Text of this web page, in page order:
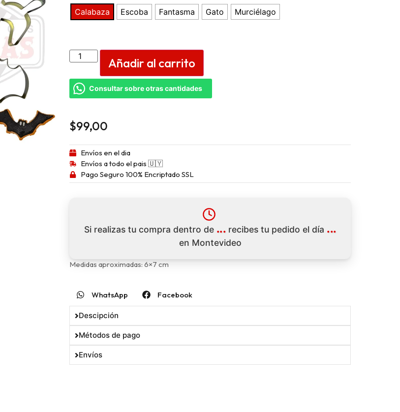
Calabaza Escoba Fantasma Gato Murciélago
Añadir al carrito
Consultar sobre otras cantidades
$99,00
Envíos en el dia
Envíos a todo el pais 🇺🇾
Pago Seguro 100% Encriptado SSL
Si realizas tu compra dentro de ... recibes tu pedido el día ...
en Montevideo
Medidas aproximadas: 6×7 cm
WhatsApp Facebook
Descipción
Métodos de pago
Envíos